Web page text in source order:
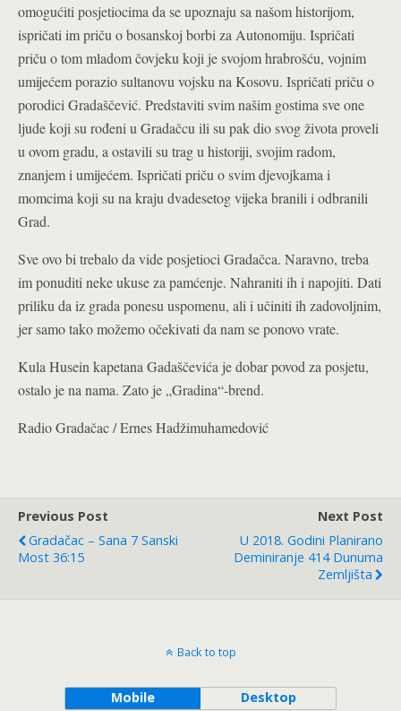
omogućiti posjetiocima da se upoznaju sa našom historijom,
ispričati im priču o bosanskoj borbi za Autonomiju. Ispričati
priču o tom mladom čovjeku koji je svojom hrabrošću, vojnim
umijećem porazio sultanovu vojsku na Kosovu. Ispričati priču o
porodici Gradaščević. Predstaviti svim našim gostima sve one
ljude koji su rođeni u Gradačcu ili su pak dio svog života proveli
u ovom gradu, a ostavili su trag u historiji, svojim radom,
znanjem i umijećem. Ispričati priču o svim djevojkama i
momcima koji su na kraju dvadesetog vijeka branili i odbranili
Grad.
Sve ovo bi trebalo da vide posjetioci Gradačca. Naravno, treba
im ponuditi neke ukuse za pamćenje. Nahraniti ih i napojiti. Dati
priliku da iz grada ponesu uspomenu, ali i učiniti ih zadovoljnim,
jer samo tako možemo očekivati da nam se ponovo vrate.
Kula Husein kapetana Gadaščevića je dobar povod za posjetu,
ostalo je na nama. Zato je „Gradina“-brend.
Radio Gradačac / Ernes Hadžimuhamedović
Previous Post
Gradačac – Sana 7 Sanski
Most 36:15
Next Post
U 2018. Godini Planirano
Deminiranje 414 Dunuma
Zemljišta
Back to top
Mobile Desktop